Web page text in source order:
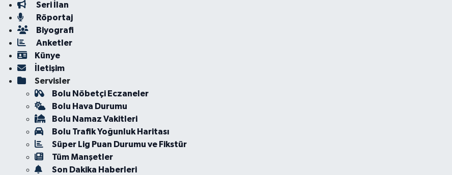
Seri İlan
Röportaj
Biyografi
Anketler
Künye
İletişim
Servisler
Bolu Nöbetçi Eczaneler
Bolu Hava Durumu
Bolu Namaz Vakitleri
Bolu Trafik Yoğunluk Haritası
Süper Lig Puan Durumu ve Fikstür
Tüm Manşetler
Son Dakika Haberleri